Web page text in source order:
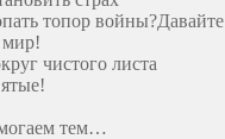
топор войны?Давайте
мир!
чистого листа
тем…